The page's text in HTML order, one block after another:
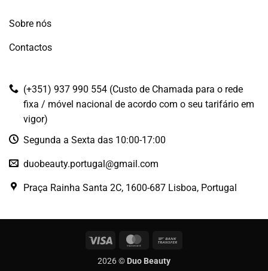
Sobre nós
Contactos
(+351) 937 990 554 (Custo de Chamada para o rede
fixa / móvel nacional de acordo com o seu tarifário em
vigor)
Segunda a Sexta das 10:00-17:00
duobeauty.portugal@gmail.com
Praça Rainha Santa 2C, 1600-687 Lisboa, Portugal
Visa MasterCard
2026 © Duo Beauty